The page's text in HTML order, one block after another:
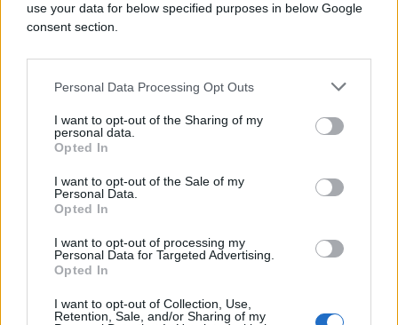
use your data for below specified purposes in below Google
consent section.
Personal Data Processing Opt Outs
I want to opt-out of the Sharing of my
personal data.
Opted In
I want to opt-out of the Sale of my
Personal Data.
Opted In
I want to opt-out of processing my
Personal Data for Targeted Advertising.
Opted In
I want to opt-out of Collection, Use,
Retention, Sale, and/or Sharing of my
naveli su u rekaciji iz SDP-a BiH.
#SDP